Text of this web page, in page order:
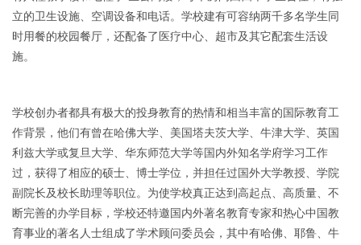
立的卫生设施、空调设备和电话。学校建有可容纳两千多名学生同
时用餐的校园餐厅，还配备了医疗中心、超市及其它配套生活设
施。
学校创办者都具有极大的投身教育的热情和相当丰富的国际教育工
作背景，他们有曾在哈佛大学、美国塔夫茨大学、牛津大学、英国
利兹大学或复旦大学、华东师范大学等国内外知名学府学习工作
过，获得了相应的硕士、博士学位，并担任过国外大学教授、学院
副院长及校长助理等职位。为使学校真正达到高起点、高质量、不
断完善的办学目标，学校还特邀国内外著名教育专家和热心中国教
育事业的著名人士组成了学术顾问委员会，其中有哈佛、耶鲁、牛